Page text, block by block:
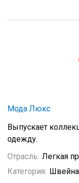
Мода Люкс
Выпускает
одежду.
Отрасль: Легкая
Категория: